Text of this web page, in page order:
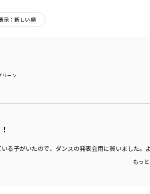
示：新しい順
リーン
る子がいたので、ダンスの発表会用に買いました
もっ
BOY
11-3332-364